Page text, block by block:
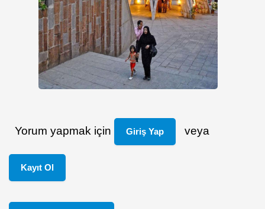
Yorum yapmak için Giriş Yap veya
Kayıt Ol